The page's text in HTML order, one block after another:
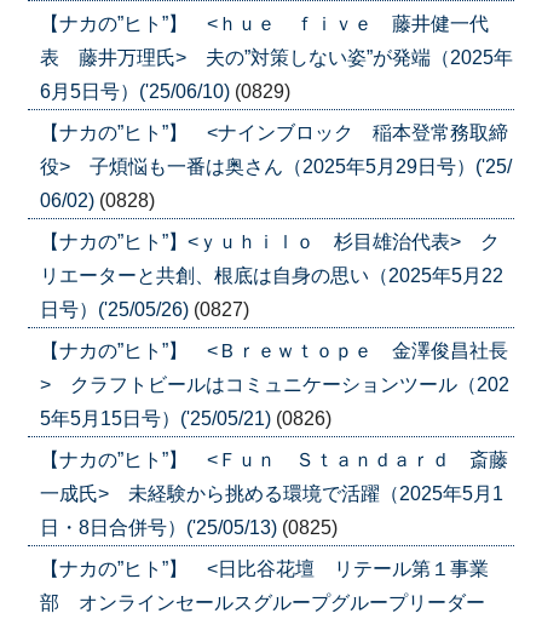
【ナカの”ヒト”】 <ｈｕｅ ｆｉｖｅ 藤井健一代
表 藤井万理氏> 夫の”対策しない姿”が発端（2025年
6月5日号）('25/06/10) (0829)
【ナカの”ヒト”】 <ナインブロック 稲本登常務取締
役> 子煩悩も一番は奥さん（2025年5月29日号）('25/
06/02) (0828)
【ナカの”ヒト”】<ｙｕｈｉｌｏ 杉目雄治代表> ク
リエーターと共創、根底は自身の思い（2025年5月22
日号）('25/05/26) (0827)
【ナカの”ヒト”】 <Ｂｒｅｗｔｏｐｅ 金澤俊昌社長
> クラフトビールはコミュニケーションツール（202
5年5月15日号）('25/05/21) (0826)
【ナカの”ヒト”】 <Ｆｕｎ Ｓｔａｎｄａｒｄ 斎藤
一成氏> 未経験から挑める環境で活躍（2025年5月1
日・8日合併号）('25/05/13) (0825)
【ナカの”ヒト”】 <日比谷花壇 リテール第１事業
部 オンラインセールスグループグループリーダー